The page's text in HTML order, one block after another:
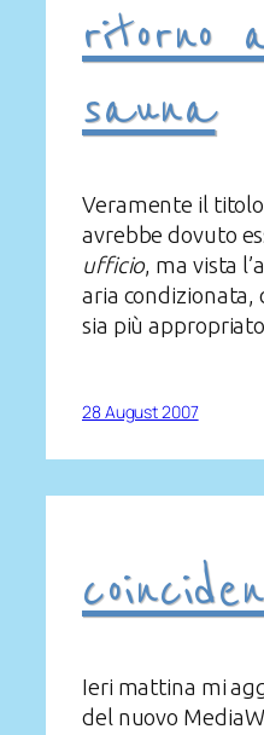
ritorno
sauna
Veramente il
avrebbe dovuto
ufficio, ma vista
aria condizionata,
sia più
28 August 2007
Ieri mattina mi
del nuovo